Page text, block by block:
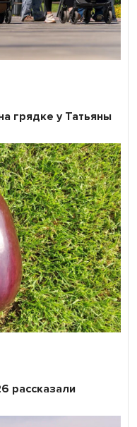
грядке у Татьяны
рассказали